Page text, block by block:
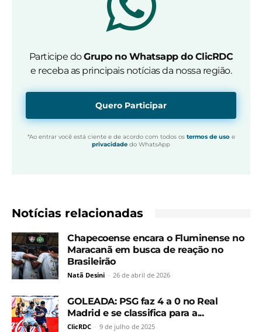
Participe doGrupo no Whatsapp do ClicRDC
e receba as principais notícias da nossa região.
Quero Participar
*Ao entrar você está ciente e de acordo com todos os termos de usoe
privacidade do WhatsApp
Notícias relacionadas
Chapecoense encara o Fluminense no
Maracanã em busca de reação no
Brasileirão
Natã Desini - 26 de abril de 2026
GOLEADA: PSG faz 4 a 0 no Real
Madrid e se classifica para a...
ClicRDC - 9 de julho de 2025